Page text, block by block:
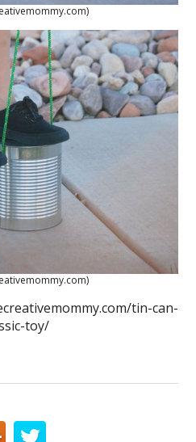
tin-can-
toy/